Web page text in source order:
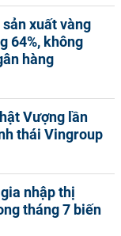
xuất vàng
64%, không
hàng
Vượng lần
thái Vingroup
nhập thị
tháng 7 biến